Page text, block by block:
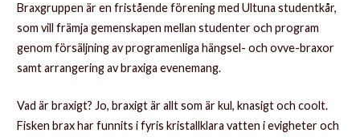
Braxgruppen är en fristående förening med Ultuna studentkår,
som vill främja gemenskapen mellan studenter och program
genom försäljning av programenliga hängsel- och ovve-braxor
samt arrangering av braxiga evenemang.
Vad är braxigt? Jo, braxigt är allt som är kul, knasigt och coolt.
Fisken brax har funnits i fyris kristallklara vatten i evigheter och